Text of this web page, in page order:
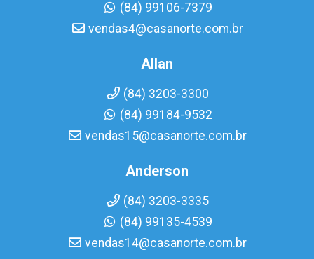
(84) 99106-7379
vendas4@casanorte.com.br
Allan
(84) 3203-3300
(84) 99184-9532
vendas15@casanorte.com.br
Anderson
(84) 3203-3335
(84) 99135-4539
vendas14@casanorte.com.br